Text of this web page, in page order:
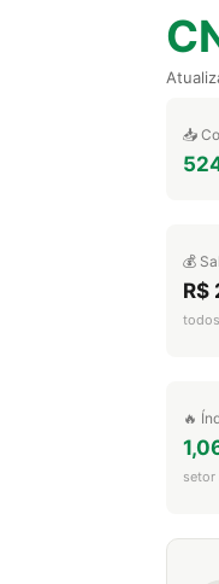
📥
💰
R$
🔥
setor